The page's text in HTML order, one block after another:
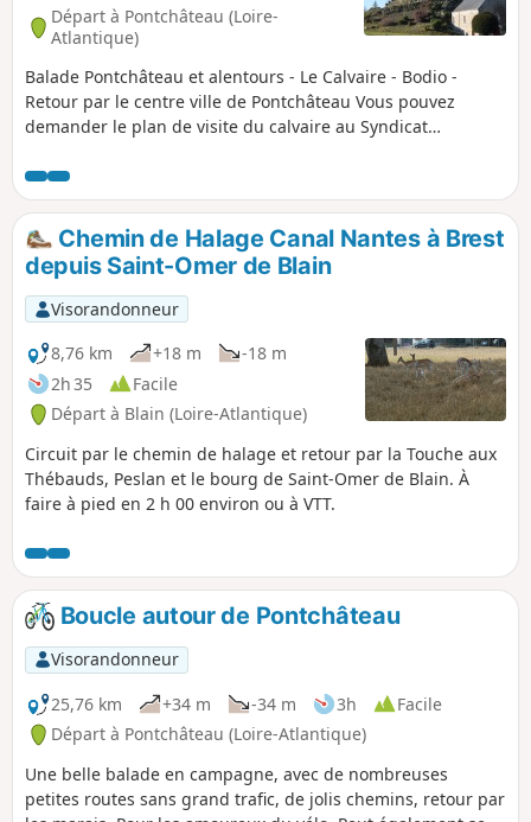
Départ à Pontchâteau (Loire-
Atlantique)
Balade Pontchâteau et alentours - Le Calvaire - Bodio -
Retour par le centre ville de Pontchâteau Vous pouvez
demander le plan de visite du calvaire au Syndicat
Chemin de Halage Canal Nantes à Brest
depuis Saint-Omer de Blain
Visorandonneur
8,76 km
+18 m
-18 m
2h 35
Facile
Départ à Blain (Loire-Atlantique)
Circuit par le chemin de halage et retour par la Touche aux
Thébauds, Peslan et le bourg de Saint-Omer de Blain. À
faire à pied en 2 h 00 environ ou à VTT.
Boucle autour de Pontchâteau
Visorandonneur
25,76 km
+34 m -34 m 3h
Facile
Départ à Pontchâteau (Loire-Atlantique)
Une belle balade en campagne, avec de nombreuses
petites routes sans grand trafic, de jolis chemins, retour par